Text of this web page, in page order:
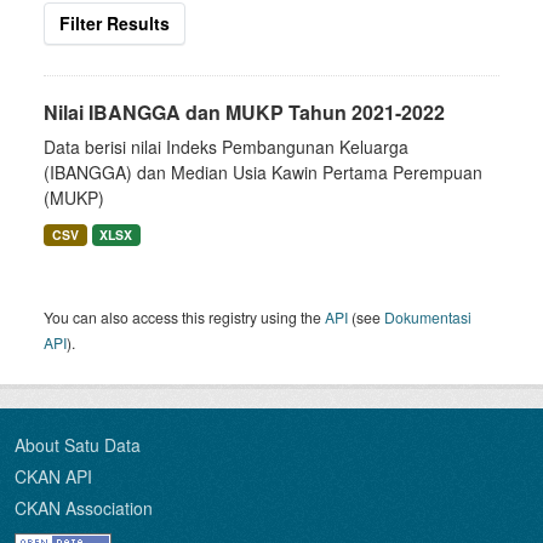
Filter Results
Nilai IBANGGA dan MUKP Tahun 2021-2022
Data berisi nilai Indeks Pembangunan Keluarga
(IBANGGA) dan Median Usia Kawin Pertama Perempuan
(MUKP)
CSV XLSX
You can also access this registry using theAPI (see Dokumentasi
API).
About Satu Data
CKAN API
CKAN Association